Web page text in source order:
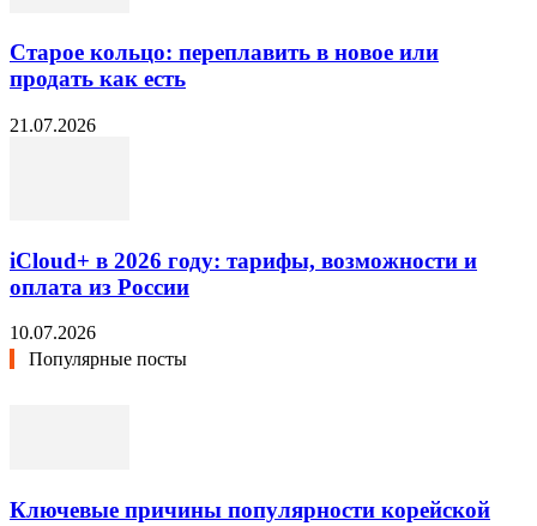
Старое кольцо: переплавить в новое или
продать как есть
21.07.2026
iCloud+ в 2026 году: тарифы, возможности и
оплата из России
10.07.2026
Популярные посты
Ключевые причины популярности корейской